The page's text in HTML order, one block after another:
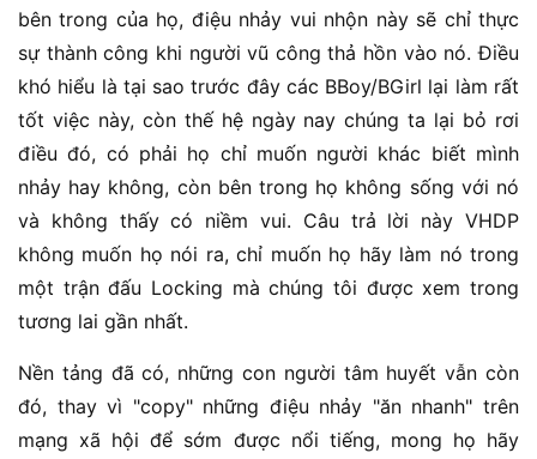
bên trong của họ, điệu nhảy vui nhộn này sẽ chỉ thực
sự thành công khi người vũ công thả hồn vào nó. Điều
khó hiểu là tại sao trước đây các BBoy/BGirl lại làm rất
tốt việc này, còn thế hệ ngày nay chúng ta lại bỏ rơi
điều đó, có phải họ chỉ muốn người khác biết mình
nhảy hay không, còn bên trong họ không sống với nó
và không thấy có niềm vui. Câu trả lời này VHDP
không muốn họ nói ra, chỉ muốn họ hãy làm nó trong
một trận đấu Locking mà chúng tôi được xem trong
tương lai gần nhất.
Nền tảng đã có, những con người tâm huyết vẫn còn
đó, thay vì "copy" những điệu nhảy "ăn nhanh" trên
mạng xã hội để sớm được nổi tiếng, mong họ hãy